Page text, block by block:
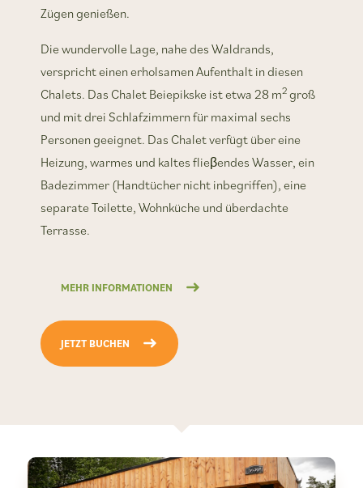
Zügen genießen.
Die wundervolle Lage, nahe des Waldrands,
verspricht einen erholsamen Aufenthalt in diesen
Chalets. Das Chalet Beiepikske ist etwa 28 m2 groß
und mit drei Schlafzimmern für maximal sechs
Personen geeignet. Das Chalet verfügt über eine
Heizung, warmes und kaltes flieβendes Wasser, ein
Badezimmer (Handtücher nicht inbegriffen), eine
separate Toilette, Wohnküche und überdachte
Terrasse.
MEHR INFORMATIONEN
JETZT BUCHEN